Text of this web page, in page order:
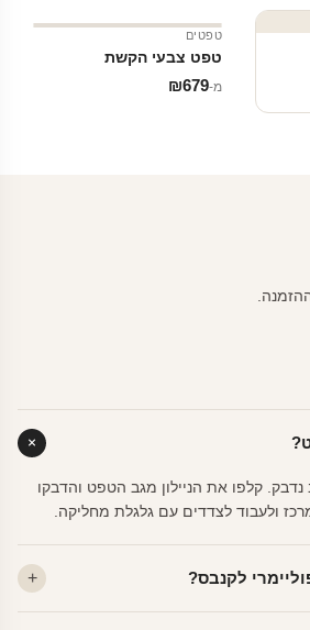
טפטים
טפט צבעי הקשת
מ‑ ₪679
קלפו את הניילון מגב הטפט והדבקו
ולעבוד לצדדים עם גלגלת מחליקה.
לקנבס?